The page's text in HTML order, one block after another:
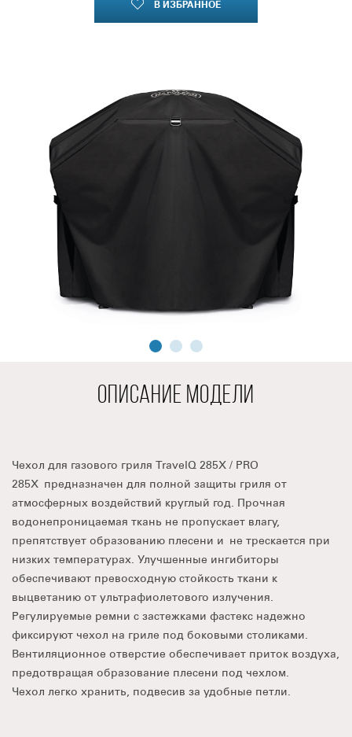
В ИЗБРАННОЕ
ОПИСАНИЕ МОДЕЛИ
Чехол для газового гриля TravelQ 285X / PRO
285X предназначен для полной защиты гриля от
атмосферных воздействий круглый год. Прочная
водонепроницаемая ткань не пропускает влагу,
препятствует образованию плесени и не трескается при
низких температурах. Улучшенные ингибиторы
обеспечивают превосходную стойкость ткани к
выцветанию от ультрафиолетового излучения.
Регулируемые ремни с застежками фастекс надежно
фиксируют чехол на гриле под боковыми столиками.
Вентиляционное отверстие обеспечивает приток воздуха,
предотвращая образование плесени под чехлом.
Чехол легко хранить, подвесив за удобные петли.